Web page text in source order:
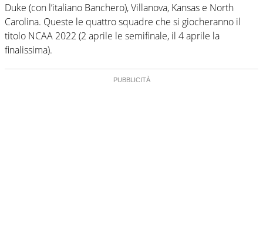
Duke (con l’italiano Banchero), Villanova, Kansas e North
Carolina. Queste le quattro squadre che si giocheranno il
titolo NCAA 2022 (2 aprile le semifinale, il 4 aprile la
finalissima).